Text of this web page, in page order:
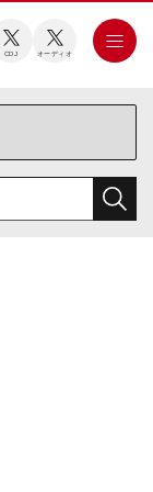
CDJ オーディオ